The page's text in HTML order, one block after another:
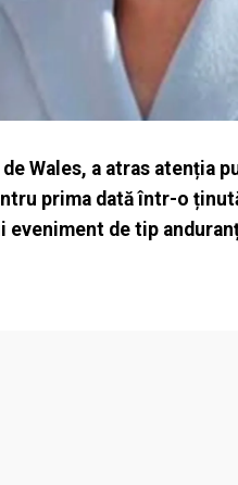
Wales, a atras atenția
prima dată într-o
de tip